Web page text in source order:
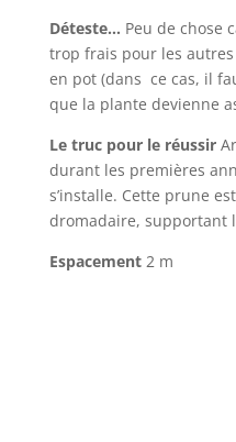
Déteste… Peu de chose
trop frais pour les
en pot (dans ce cas, il
que la plante devienne
Le truc pour le réussir
durant les premières
s’installe. Cette prune
dromadaire, supportant
Espacement 2 m